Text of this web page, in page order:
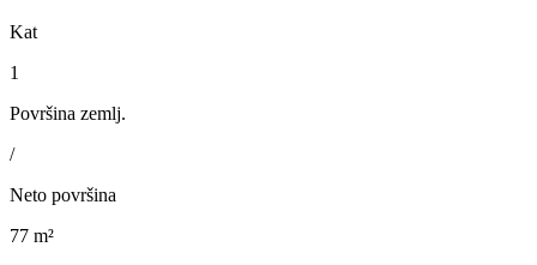
Kat
1
Površina zemlj.
/
Neto površina
77 m²